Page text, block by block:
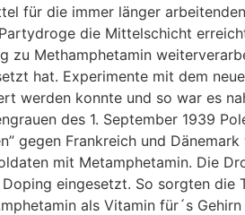
für die immer länger
die Mittelschicht
Methamphetamin
hat. Experimente mit dem
werden konnte und so war es
des 1. September 1939
gegen Frankreich und
mit Metamphetamin. Die
eingesetzt. So sorgten die
als Vitamin für´s